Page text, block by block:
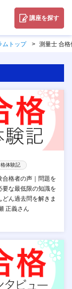
講座を探す
ムトップ 測量士 合格
体験記
合格者の声｜問題を
要な最低限の知識を
どん過去問を解きま
正義さん